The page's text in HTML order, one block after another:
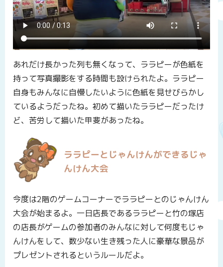
あれだけ長かった列も無くなって、ララピーが色紙を
持って写真撮影をする時間も設けられたよ。ララピー
自身もみんなに自慢したいように色紙を見せびらかし
ているようだったね。初めて描いたララピーだったけ
ど、苦労して描いた甲斐があったね。
ララピーとじゃんけんができるじゃ
んけん大会
今度は2階のゲームコーナーでララピーとのじゃんけん
大会が始まるよ。一日店長であるララピーと竹の塚店
の店長がゲームの参加者のみんなに対して何度もじゃ
んけんをして、数少ない生き残った人に豪華な景品が
プレゼントされるというルールだよ。